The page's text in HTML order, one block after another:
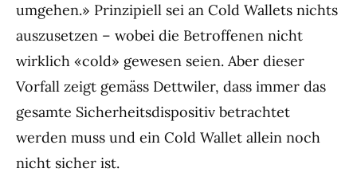
umgehen.» Prinzipiell sei an Cold Wallets nichts
auszusetzen – wobei die Betroffenen nicht
wirklich «cold» gewesen seien. Aber dieser
Vorfall zeigt gemäss Dettwiler, dass immer das
gesamte Sicherheitsdispositiv betrachtet
werden muss und ein Cold Wallet allein noch
nicht sicher ist.